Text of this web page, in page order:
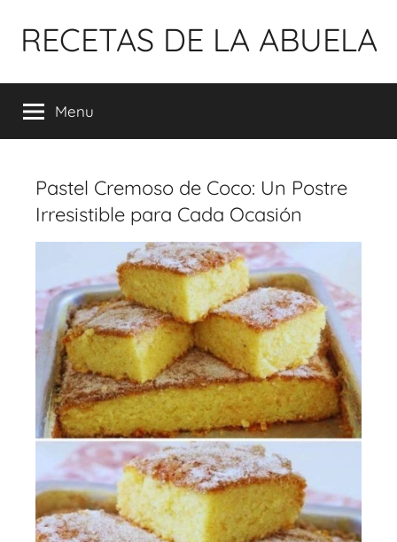
para
conteúdo
RECETAS DE LA ABUELA
Menu
Pastel Cremoso de Coco: Un Postre
Irresistible para Cada Ocasión